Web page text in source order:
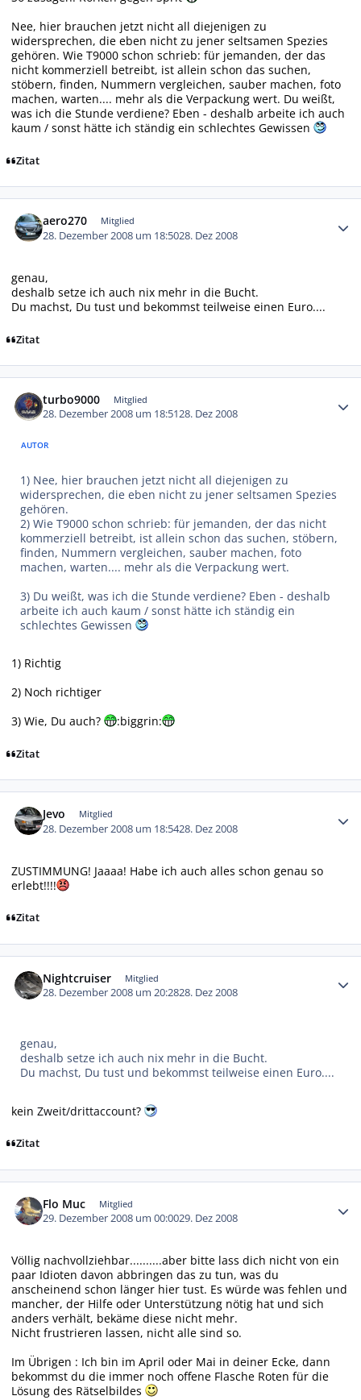
Nee, hier brauchen jetzt nicht all diejenigen zu
widersprechen, die eben nicht zu jener seltsamen Spezies
gehören. Wie T9000 schon schrieb: für jemanden, der das
nicht kommerziell betreibt, ist allein schon das suchen,
stöbern, finden, Nummern vergleichen, sauber machen, foto
machen, warten.... mehr als die Verpackung wert. Du weißt,
was ich die Stunde verdiene? Eben - deshalb arbeite ich auch
kaum / sonst hätte ich ständig ein schlechtes Gewissen
Zitat
aero270 Mitglied
28. Dezember 2008 um 18:5028. Dez 2008
genau,
deshalb setze ich auch nix mehr in die Bucht.
Du machst, Du tust und bekommst teilweise einen Euro....
Zitat
turbo9000 Mitglied
28. Dezember 2008 um 18:5128. Dez 2008
AUTOR
1) Nee, hier brauchen jetzt nicht all diejenigen zu
widersprechen, die eben nicht zu jener seltsamen Spezies
gehören.
2) Wie T9000 schon schrieb: für jemanden, der das nicht
kommerziell betreibt, ist allein schon das suchen, stöbern,
finden, Nummern vergleichen, sauber machen, foto
machen, warten.... mehr als die Verpackung wert.
3) Du weißt, was ich die Stunde verdiene? Eben - deshalb
arbeite ich auch kaum / sonst hätte ich ständig ein
schlechtes Gewissen
1) Richtig
2) Noch richtiger
3) Wie, Du auch?
:biggrin:
Zitat
Jevo Mitglied
28. Dezember 2008 um 18:5428. Dez 2008
ZUSTIMMUNG! Jaaaa! Habe ich auch alles schon genau so
erlebt!!!!
Zitat
Nightcruiser Mitglied
28. Dezember 2008 um 20:2828. Dez 2008
genau,
deshalb setze ich auch nix mehr in die Bucht.
Du machst, Du tust und bekommst teilweise einen Euro....
kein Zweit/drittaccount?
Zitat
Flo Muc Mitglied
29. Dezember 2008 um 00:0029. Dez 2008
Völlig nachvollziehbar..........aber bitte lass dich nicht von ein
paar Idioten davon abbringen das zu tun, was du
anscheinend schon länger hier tust. Es würde was fehlen und
mancher, der Hilfe oder Unterstützung nötig hat und sich
anders verhält, bekäme diese nicht mehr.
Nicht frustrieren lassen, nicht alle sind so.
Im Übrigen : Ich bin im April oder Mai in deiner Ecke, dann
bekommst du die immer noch offene Flasche Roten für die
Lösung des Rätselbildes